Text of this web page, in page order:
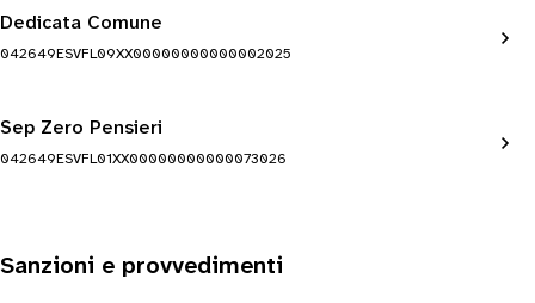
Dedicata Comune
042649ESVFL09XX00000000000002025
Sep Zero Pensieri
042649ESVFL01XX00000000000073026
Sanzioni e provvedimenti